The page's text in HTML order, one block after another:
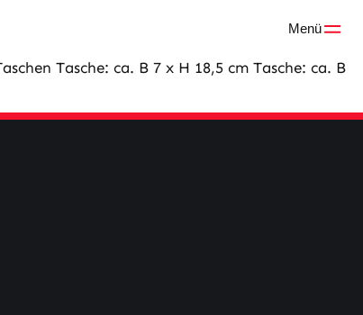
Menü
Tasche: ca. B 7 x H 18,5 cm Tasche: ca. B